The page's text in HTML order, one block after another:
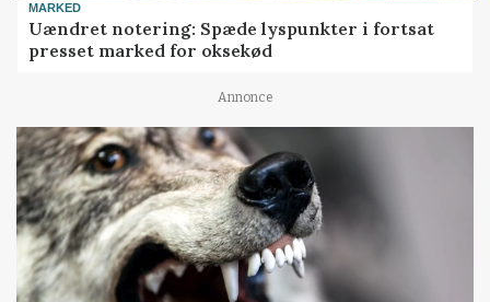
MARKED
Uændret notering: Spæde lyspunkter i fortsat
presset marked for oksekød
Annonce